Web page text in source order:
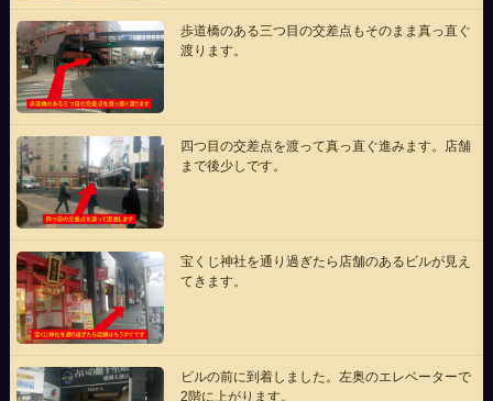
歩道橋のある三つ目の交差点もそのまま真っ直ぐ
渡ります。
四つ目の交差点を渡って真っ直ぐ進みます。店舗
まで後少しです。
宝くじ神社を通り過ぎたら店舗のあるビルが見え
てきます。
ビルの前に到着しました。左奥のエレベーターで
2階に上がります。